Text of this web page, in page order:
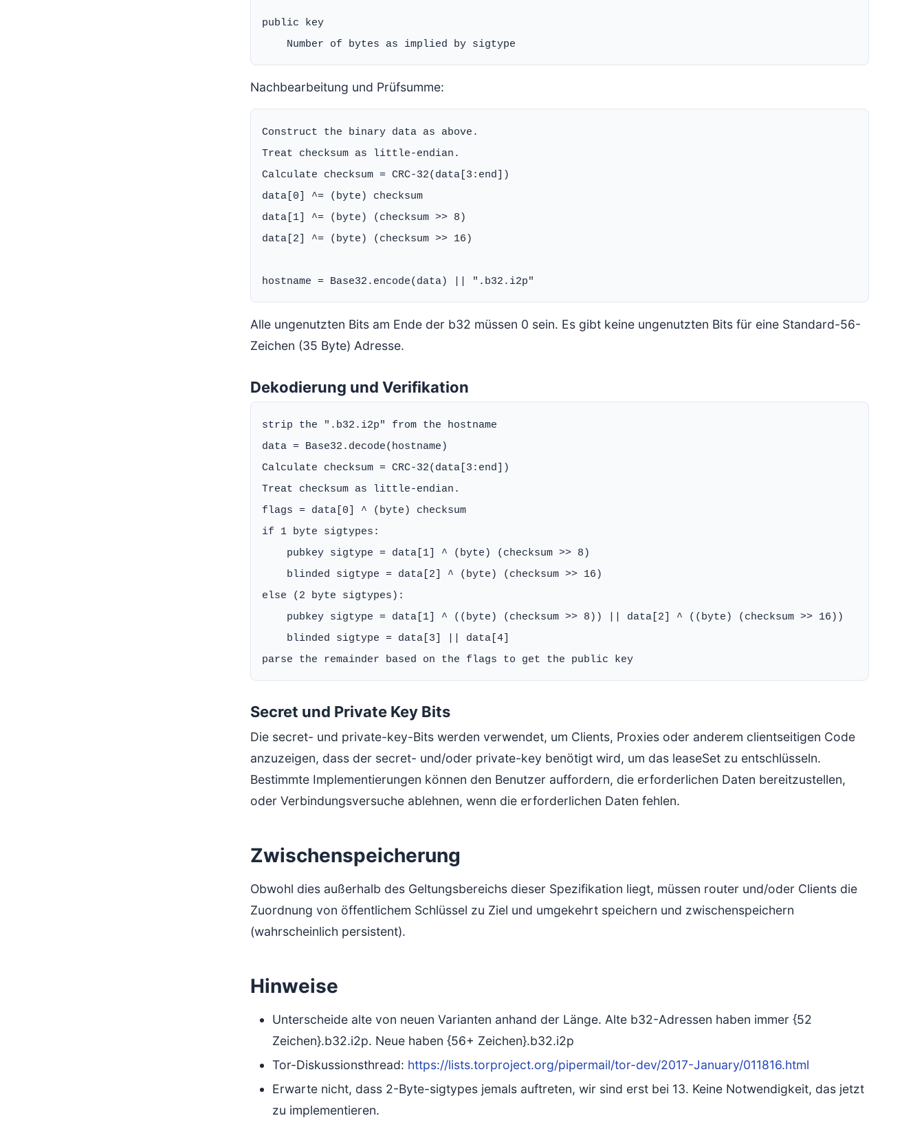
public key
Nachbearbeitung und Prüfsumme:
Construct the binary data as above.
Treat checksum as little-endian.
Calculate checksum = CRC-32(data[3:end])
data[0] ^= (byte) checksum
data[1] ^= (byte) (checksum >> 8)
data[2] ^= (byte) (checksum >> 16)
Alle ungenutzten Bits am Ende der b32 müssen 0 sein. Es gibt keine ungenutzten Bits für eine Standard-56-
Zeichen (35 Byte) Adresse.
Dekodierung und Verifikation
strip the ".b32.i2p" from the hostname
data = Base32.decode(hostname)
Calculate checksum = CRC-32(data[3:end])
Treat checksum as little-endian.
flags = data[0] ^ (byte) checksum
if 1 byte sigtypes:
    pubkey sigtype = data[1] ^ (byte) (checksum >> 8)
    blinded sigtype = data[2] ^ (byte) (checksum >> 16)
else (2 byte sigtypes):
    pubkey sigtype = data[1] ^ ((byte) (checksum >> 8)) || data[2] ^ ((byte) (checksum >> 16))
    blinded sigtype = data[3] || data[4]
Secret und Private Key Bits
Die secret- und private-key-Bits werden verwendet, um Clients, Proxies oder anderem clientseitigen Code
anzuzeigen, dass der secret- und/oder private-key benötigt wird, um das leaseSet zu entschlüsseln.
Bestimmte Implementierungen können den Benutzer auffordern, die erforderlichen Daten bereitzustellen,
oder Verbindungsversuche ablehnen, wenn die erforderlichen Daten fehlen.
Zwischenspeicherung
Obwohl dies außerhalb des Geltungsbereichs dieser Spezifikation liegt, müssen router und/oder Clients die
Zuordnung von öffentlichem Schlüssel zu Ziel und umgekehrt speichern und zwischenspeichern
(wahrscheinlich persistent).
Hinweise
Unterscheide alte von neuen Varianten anhand der Länge. Alte b32-Adressen haben immer {52
Zeichen}.b32.i2p. Neue haben {56+ Zeichen}.b32.i2p
Tor-Diskussionsthread: https://lists.torproject.org/pipermail/tor-dev/2017-January/011816.html
Erwarte nicht, dass 2-Byte-sigtypes jemals auftreten, wir sind erst bei 13. Keine Notwendigkeit, das jetzt
zu implementieren.